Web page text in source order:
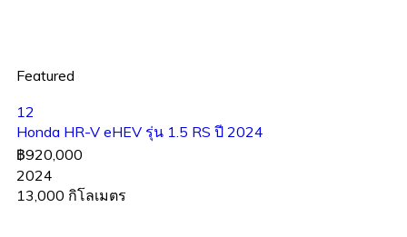
Featured
12
Honda HR-V eHEV รุ่น 1.5 RS ปี 2024
฿920,000
2024
13,000 กิโลเมตร